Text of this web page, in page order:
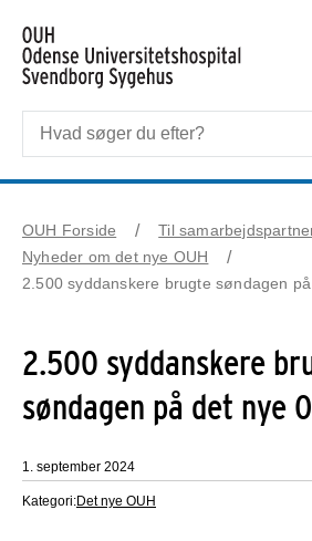
OUH Forside Til
Nyheder om det nye OUH
2.500 syddanskere brugte søndagen
2.500 syddanskere
søndagen på det nye
1. september 2024
Kategori:Det nye OUH